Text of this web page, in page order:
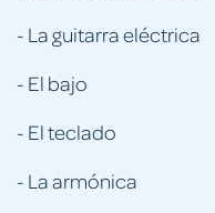
- La guitarra eléctrica
- El bajo
- El teclado
- La armónica